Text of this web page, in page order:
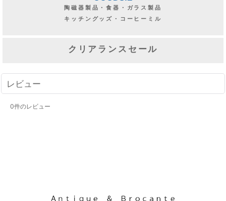
陶磁器製品・食器・ガラス製品
キッチングッズ・コーヒーミル
クリアランスセール
レビュー
0件のレビュー